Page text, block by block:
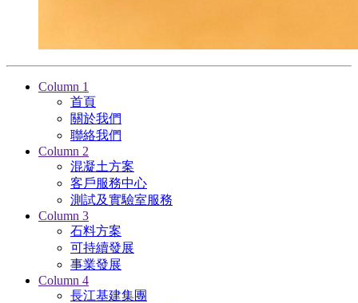
Column 1
首頁
關於我們
聯絡我們
Column 2
混凝土方案
客戶服務中心
測試及實驗室服務
Column 3
石料方案
可持續發展
事業發展
Column 4
長江基建集團